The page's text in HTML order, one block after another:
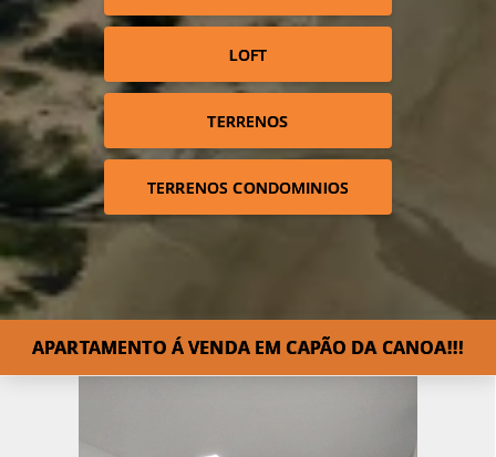
LOFT
TERRENOS
TERRENOS CONDOMINIOS
APARTAMENTO Á VENDA EM CAPÃO DA CANOA!!!